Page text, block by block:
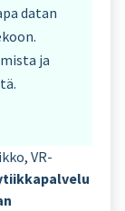
datan
ja
VR-